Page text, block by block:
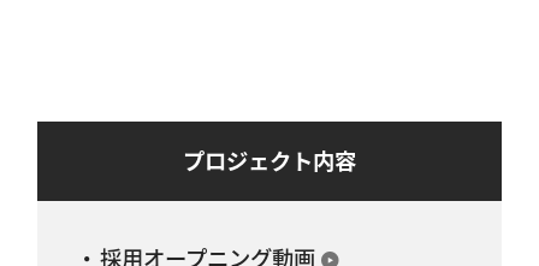
プロジェクト内容
採用オープニング動画